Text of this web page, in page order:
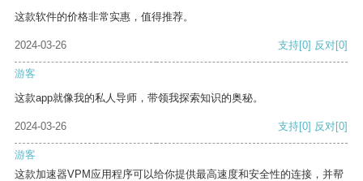
这款软件的价格非常实惠，值得推荐。
2024-03-26 支持[0] 反对[0]
游客
这款app就像我的私人导师，带领我探索知识的奥秘。
2024-03-26 支持[0] 反对[0]
游客
这款加速器VPM应用程序可以给你提供最高速度和安全性的连接，并帮